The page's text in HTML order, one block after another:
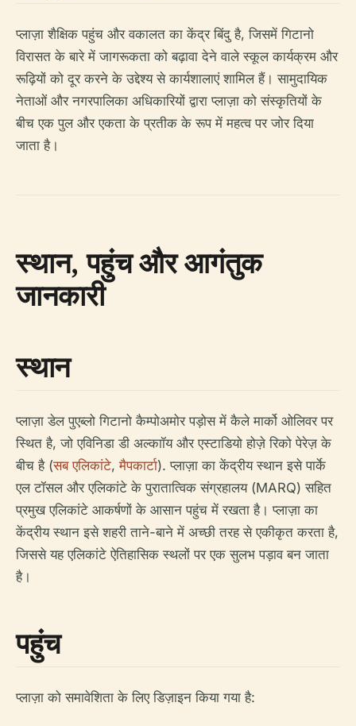
प्लाज़ा शैक्षिक पहुंच और वकालत का केंद्र बिंदु है, जिसमें गिटानो
विरासत के बारे में जागरूकता को बढ़ावा देने वाले स्कूल कार्यक्रम और
रूढ़ियों को दूर करने के उद्देश्य से कार्यशालाएं शामिल हैं। सामुदायिक
नेताओं और नगरपालिका अधिकारियों द्वारा प्लाज़ा को संस्कृतियों के
बीच एक पुल और एकता के प्रतीक के रूप में महत्व पर जोर दिया
जाता है।
स्थान, पहुंच और आगंतुक
जानकारी
स्थान
प्लाज़ा डेल पुएब्लो गिटानो कैम्पोअमोर पड़ोस में कैले मार्को ओलिवर पर
स्थित है, जो एविनिडा डी अल्काॉय और एस्टाडियो होज़े रिको पेरेज़ के
बीच है (सब एलिकांटे,मैपकार्टा). प्लाज़ा का केंद्रीय स्थान इसे पार्के
एल टॉसल और एलिकांटे के पुरातात्विक संग्रहालय (MARQ) सहित
प्रमुख एलिकांटे आकर्षणों के आसान पहुंच में रखता है। प्लाज़ा का
केंद्रीय स्थान इसे शहरी ताने-बाने में अच्छी तरह से एकीकृत करता है,
जिससे यह एलिकांटे ऐतिहासिक स्थलों पर एक सुलभ पड़ाव बन जाता
है।
पहुंच
प्लाज़ा को समावेशिता के लिए डिज़ाइन किया गया है: